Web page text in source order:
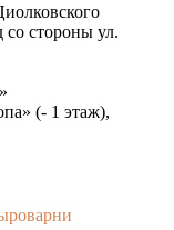
со стороны ул.
(- 1 этаж),